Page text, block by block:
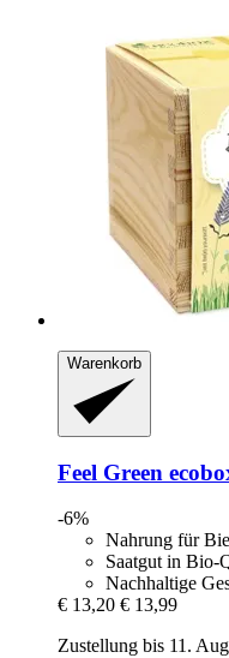
Warenkorb
Feel Green
-6%
Nahrung für
Saatgut in Bio-
Nachhaltige
€ 13,20 € 13,99
Zustellung bis 11.